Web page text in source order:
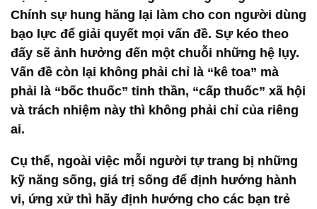
Chính sự hung hăng lại làm cho con người dùng
bạo lực để giải quyết mọi vấn đề. Sự kéo theo
đấy sẽ ảnh hưởng đến một chuỗi những hệ lụy.
Vấn đề còn lại không phải chỉ là “kê toa” mà
phải là “bốc thuốc” tinh thần, “cấp thuốc” xã hội
và trách nhiệm này thì không phải chỉ của riêng
ai.
Cụ thể, ngoài việc mỗi người tự trang bị những
kỹ năng sống, giá trị sống để định hướng hành
vi, ứng xử thì hãy định hướng cho các bạn trẻ